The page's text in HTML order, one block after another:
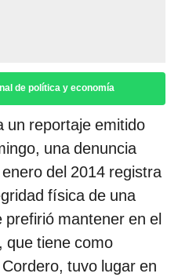
de política y economía
un reportaje emitido
una denuncia
del 2014 registra
física de una
prefirió mantener en el
que tiene como
tuvo lugar en